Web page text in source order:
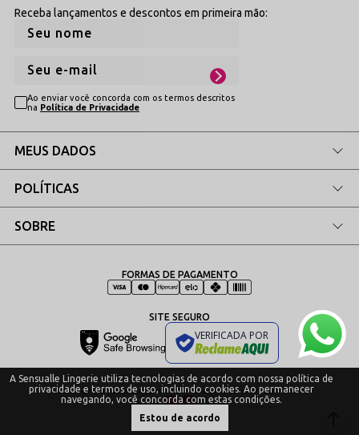
Receba lançamentos e descontos em primeira mão:
Ao enviar você concorda com os termos descritos
na Política de Privacidade
MEUS DADOS
POLÍTICAS
SOBRE
FORMAS DE PAGAMENTO
SITE SEGURO
VERIFICADA POR
Plataforma
Copyrigh Sensualle Lingeries - 2024. Todos os direitos reservados.
A Sensualle Lingerie utiliza tecnologias de acordo com nossa política de
privacidade e termos de uso, incluindo cookies. Ao permanecer
navegando, você concorda com estas condições.
Estou de acordo